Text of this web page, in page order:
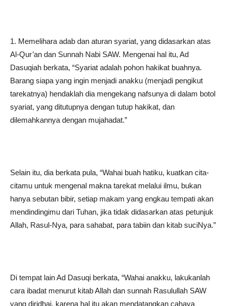
1. Memelihara adab dan aturan syariat, yang didasarkan atas
Al-Qur’an dan Sunnah Nabi SAW. Mengenai hal itu, Ad
Dasuqiah berkata, “Syariat adalah pohon hakikat buahnya.
Barang siapa yang ingin menjadi anakku (menjadi pengikut
tarekatnya) hendaklah dia mengekang nafsunya di dalam botol
syariat, yang ditutupnya dengan tutup hakikat, dan
dilemahkannya dengan mujahadat.”
Selain itu, dia berkata pula, “Wahai buah hatiku, kuatkan cita-
citamu untuk mengenal makna tarekat melalui ilmu, bukan
hanya sebutan bibir, setiap makam yang engkau tempati akan
mendindingimu dari Tuhan, jika tidak didasarkan atas petunjuk
Allah, Rasul-Nya, para sahabat, para tabiin dan kitab suciNya.”
Di tempat lain Ad Dasuqi berkata, “Wahai anakku, lakukanlah
cara ibadat menurut kitab Allah dan sunnah Rasulullah SAW
yang diridhai, karena hal itu akan mendatangkan cahaya